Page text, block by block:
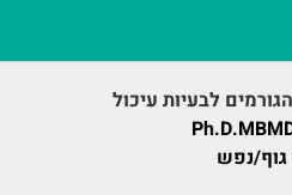
לבעיות עיכול
גוף/נפש